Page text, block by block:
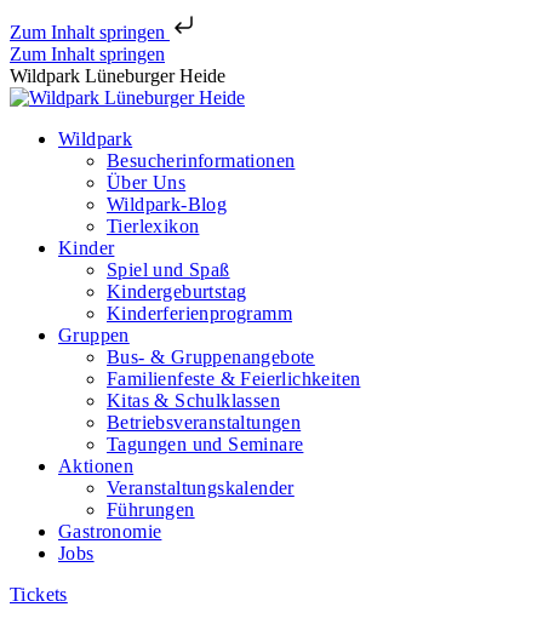
Zum Inhalt springen
Zum Inhalt springen
Wildpark Lüneburger Heide
Wildpark
Besucherinformationen
Über Uns
Wildpark-Blog
Tierlexikon
Kinder
Spiel und Spaß
Kindergeburtstag
Kinderferienprogramm
Gruppen
Bus- & Gruppenangebote
Familienfeste & Feierlichkeiten
Kitas & Schulklassen
Betriebsveranstaltungen
Tagungen und Seminare
Aktionen
Veranstaltungskalender
Führungen
Gastronomie
Jobs
Tickets